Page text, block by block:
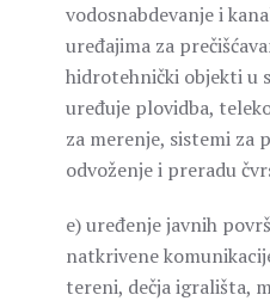
vodosnabdevanje i
uređajima za
hidrotehnički objekti u
uređuje plovidba,
za merenje, sistemi za
odvoženje i preradu
e) uređenje javnih
natkrivene
tereni, dečja igrališta,